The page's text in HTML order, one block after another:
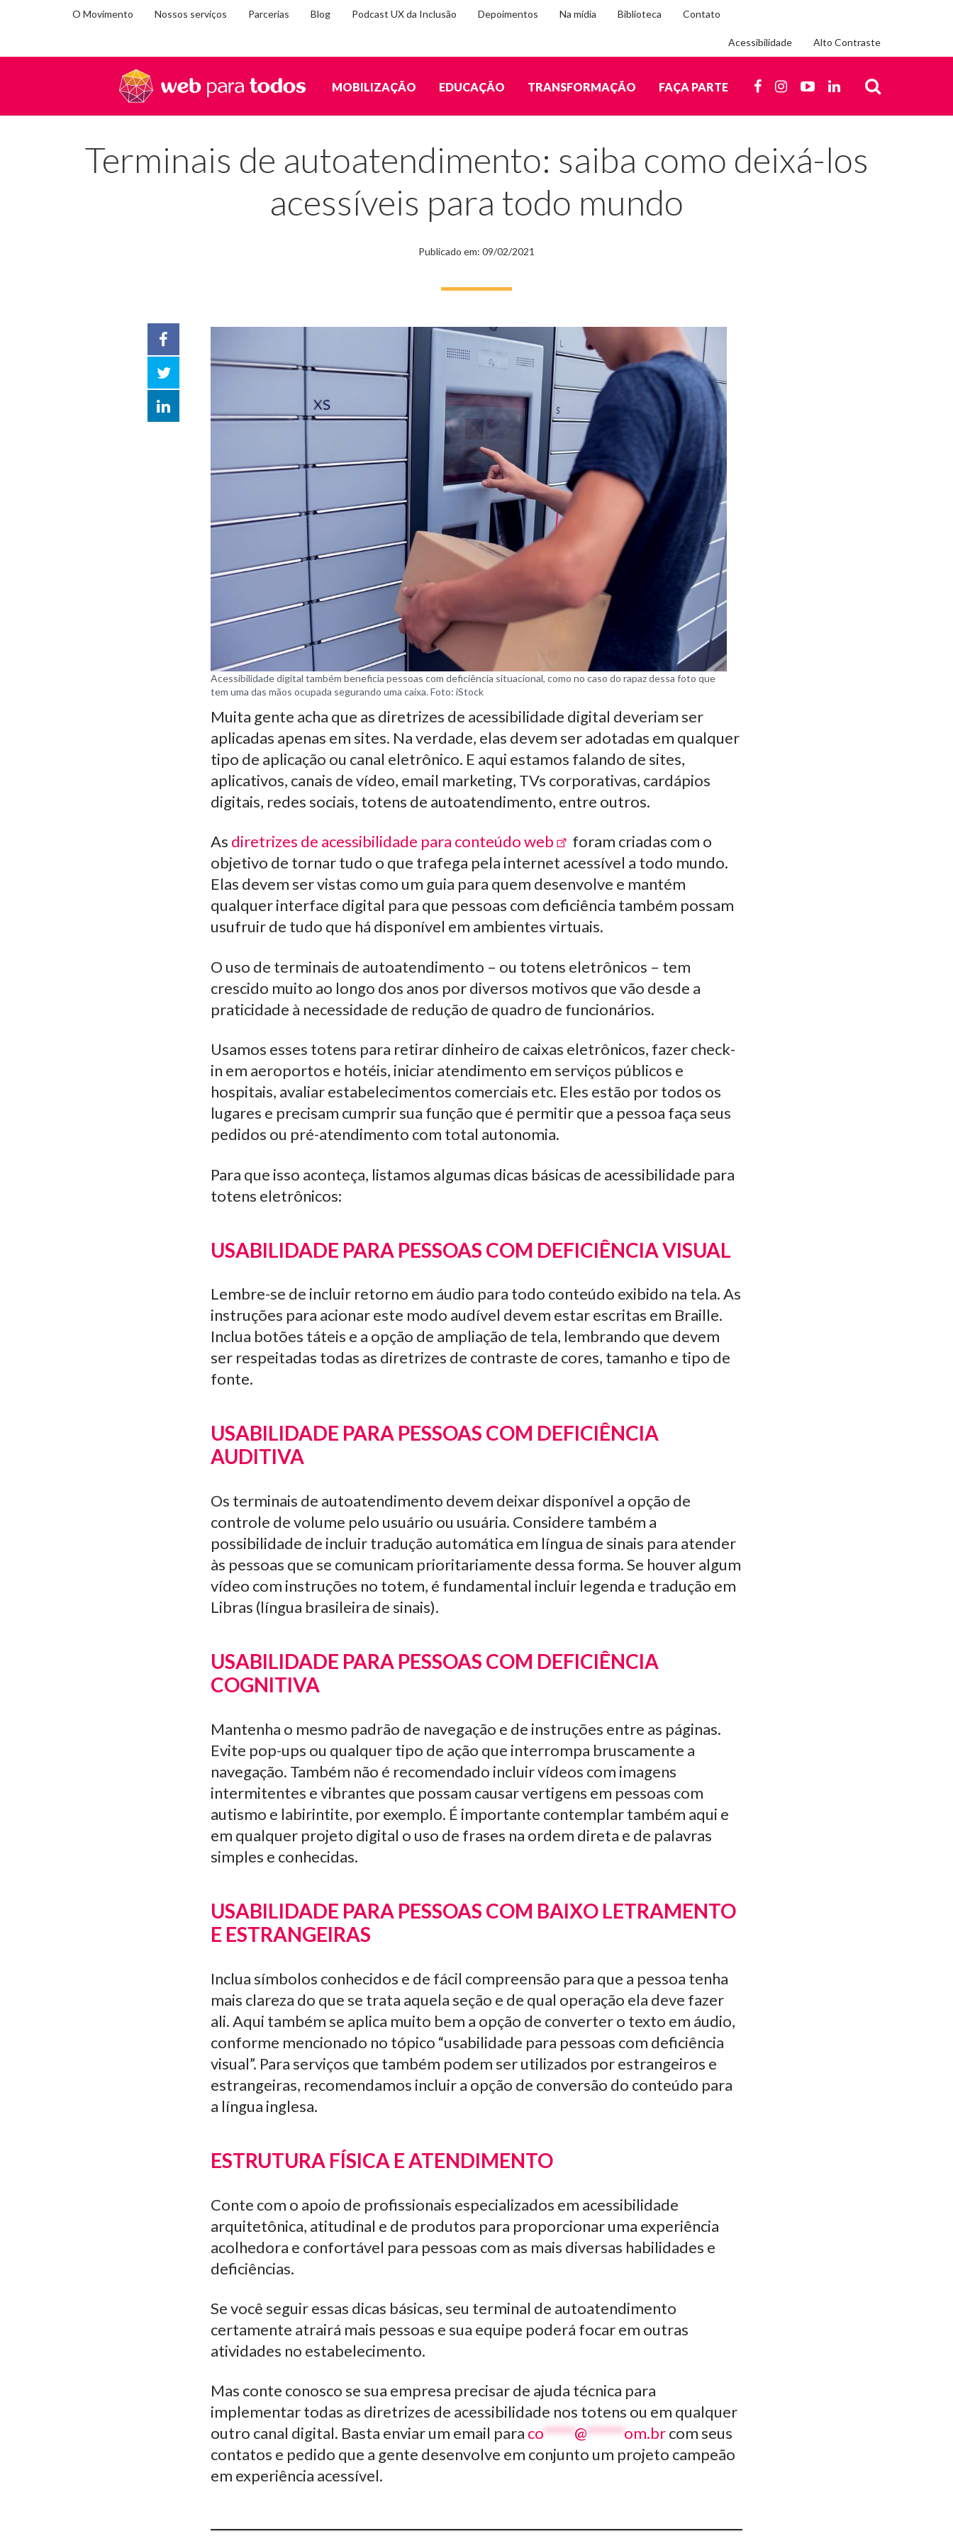
O Movimento Nossos serviços Parcerias Blog Podcast UX da Inclusão Depoimentos Na mídia Biblioteca Contato
Acessibilidade Alto Contraste
MOBILIZAÇÃO EDUCAÇÃO TRANSFORMAÇÃO FAÇA PARTE FACEBOOK
INSTAGRAM
YOUTUBE
LINKEDIN
BUSCA
Blog
Terminais de autoatendimento: saiba como deixá-los
acessíveis para todo mundo
Publicado em: 09/02/2021
Twitter
LinkedIn
Acessibilidade digital também beneficia pessoas com deficiência situacional, como no caso do rapaz dessa foto que
tem uma das mãos ocupada segurando uma caixa. Foto: iStock
Muita gente acha que as diretrizes de acessibilidade digital deveriam ser
aplicadas apenas em sites. Na verdade, elas devem ser adotadas em qualquer
tipo de aplicação ou canal eletrônico. E aqui estamos falando de sites,
aplicativos, canais de vídeo, email marketing, TVs corporativas, cardápios
digitais, redes sociais, totens de autoatendimento, entre outros.
As diretrizes de acessibilidade para conteúdo web
foram criadas com o
objetivo de tornar tudo o que trafega pela internet acessível a todo mundo.
Elas devem ser vistas como um guia para quem desenvolve e mantém
qualquer interface digital para que pessoas com deficiência também possam
usufruir de tudo que há disponível em ambientes virtuais.
O uso de terminais de autoatendimento – ou totens eletrônicos – tem
crescido muito ao longo dos anos por diversos motivos que vão desde a
praticidade à necessidade de redução de quadro de funcionários.
Usamos esses totens para retirar dinheiro de caixas eletrônicos, fazer check-
in em aeroportos e hotéis, iniciar atendimento em serviços públicos e
hospitais, avaliar estabelecimentos comerciais etc. Eles estão por todos os
lugares e precisam cumprir sua função que é permitir que a pessoa faça seus
pedidos ou pré-atendimento com total autonomia.
Para que isso aconteça, listamos algumas dicas básicas de acessibilidade para
totens eletrônicos:
USABILIDADE PARA PESSOAS COM DEFICIÊNCIA VISUAL
Lembre-se de incluir retorno em áudio para todo conteúdo exibido na tela. As
instruções para acionar este modo audível devem estar escritas em Braille.
Inclua botões táteis e a opção de ampliação de tela, lembrando que devem
ser respeitadas todas as diretrizes de contraste de cores, tamanho e tipo de
fonte.
USABILIDADE PARA PESSOAS COM DEFICIÊNCIA
AUDITIVA
Os terminais de autoatendimento devem deixar disponível a opção de
controle de volume pelo usuário ou usuária. Considere também a
possibilidade de incluir tradução automática em língua de sinais para atender
às pessoas que se comunicam prioritariamente dessa forma. Se houver algum
vídeo com instruções no totem, é fundamental incluir legenda e tradução em
Libras (língua brasileira de sinais).
USABILIDADE PARA PESSOAS COM DEFICIÊNCIA
COGNITIVA
Mantenha o mesmo padrão de navegação e de instruções entre as páginas.
Evite pop-ups ou qualquer tipo de ação que interrompa bruscamente a
navegação. Também não é recomendado incluir vídeos com imagens
intermitentes e vibrantes que possam causar vertigens em pessoas com
autismo e labirintite, por exemplo. É importante contemplar também aqui e
em qualquer projeto digital o uso de frases na ordem direta e de palavras
simples e conhecidas.
USABILIDADE PARA PESSOAS COM BAIXO LETRAMENTO
E ESTRANGEIRAS
Inclua símbolos conhecidos e de fácil compreensão para que a pessoa tenha
mais clareza do que se trata aquela seção e de qual operação ela deve fazer
ali. Aqui também se aplica muito bem a opção de converter o texto em áudio,
conforme mencionado no tópico “usabilidade para pessoas com deficiência
visual”. Para serviços que também podem ser utilizados por estrangeiros e
estrangeiras, recomendamos incluir a opção de conversão do conteúdo para
a língua inglesa.
ESTRUTURA FÍSICA E ATENDIMENTO
Conte com o apoio de profissionais especializados em acessibilidade
arquitetônica, atitudinal e de produtos para proporcionar uma experiência
acolhedora e confortável para pessoas com as mais diversas habilidades e
deficiências.
Se você seguir essas dicas básicas, seu terminal de autoatendimento
certamente atrairá mais pessoas e sua equipe poderá focar em outras
atividades no estabelecimento.
Mas conte conosco se sua empresa precisar de ajuda técnica para
implementar todas as diretrizes de acessibilidade nos totens ou em qualquer
outro canal digital. Basta enviar um email para co*****@******om.brcom seus
contatos e pedido que a gente desenvolve em conjunto um projeto campeão
em experiência acessível.